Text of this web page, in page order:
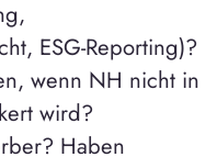
ESG-Reporting)?
wenn NH nicht in
wird?
Haben